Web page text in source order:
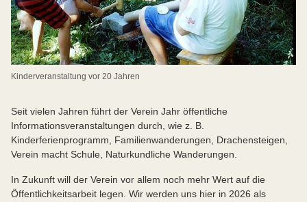
Kinderveranstaltung vor 20 Jahren
Seit vielen Jahren führt der Verein Jahr öffentliche
Informationsveranstaltungen durch, wie z. B.
Kinderferienprogramm, Familienwanderungen, Drachensteigen,
Verein macht Schule, Naturkundliche Wanderungen.
In Zukunft will der Verein vor allem noch mehr Wert auf die
Öffentlichkeitsarbeit legen. Wir werden uns hier in 2026 als